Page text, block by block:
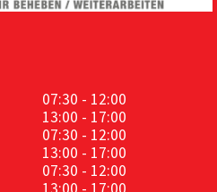
07:30 - 12:00
13:00 - 17:00
07:30 - 12:00
13:00 - 17:00
07:30 - 12:00